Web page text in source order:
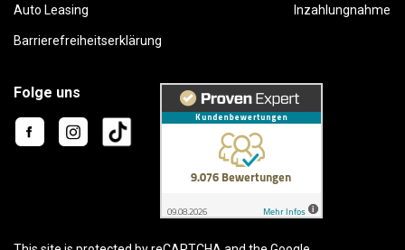
Auto Leasing Inzahlungnahme
Barrierefreiheitserklärung
Folge uns